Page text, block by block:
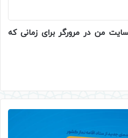
من در مرورگر برای زمانی که